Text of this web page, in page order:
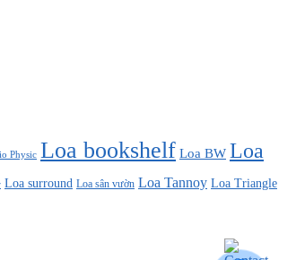
Physic Loa bookshelf Loa BW Loa
Loa surround Loa sân vườn Loa Tannoy Loa Triangle